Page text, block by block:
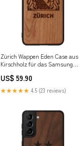
Zürich Wappen Eden Case aus
Kirschholz für das Samsung
Collection
US$ 59.90
★★★★★ 4.5 (23 reviews)